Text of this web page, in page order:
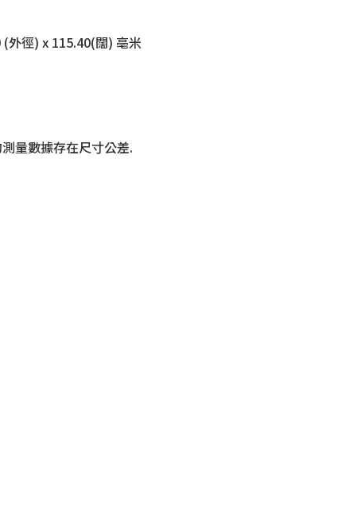
外徑) x 115.40(闊) 亳米
量數據存在尺寸公差.